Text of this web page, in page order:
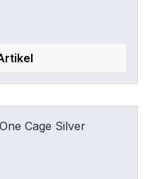
• Zertifiziert
Farbe: Schwarz